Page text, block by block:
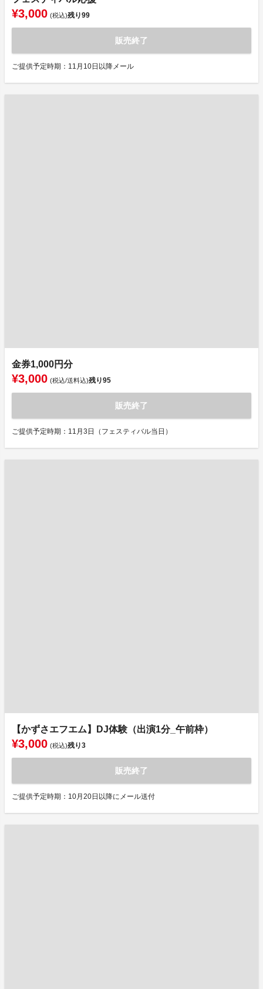
¥3,000 (税込)残り99
販売終了
ご提供予定時期：11月10日以降メール
金券1,000円分
¥3,000 (税込/送料込)残り95
販売終了
ご提供予定時期：11月3日（フェスティバル当日）
【かずさエフエム】DJ体験（出演1分_午前枠）
¥3,000 (税込)残り3
販売終了
ご提供予定時期：10月20日以降にメール送付